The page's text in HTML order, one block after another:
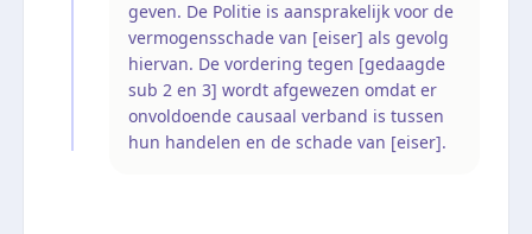
geven. De Politie is aansprakelijk voor de
vermogensschade van [eiser] als gevolg
hiervan. De vordering tegen [gedaagde
sub 2 en 3] wordt afgewezen omdat er
onvoldoende causaal verband is tussen
hun handelen en de schade van [eiser].